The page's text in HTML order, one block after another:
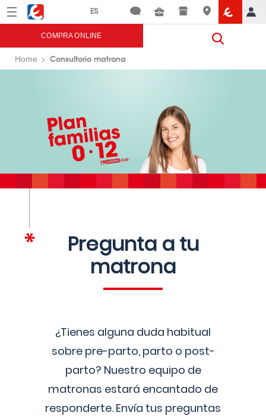
Menú Eroski
COMPRA ONLINE
Home Consultorio matrona
Pregunta a tu
matrona
¿Tienes alguna duda habitual
sobre pre-parto, parto o post-
parto? Nuestro equipo de
matronas estará encantado de
responderte. Envía tus preguntas